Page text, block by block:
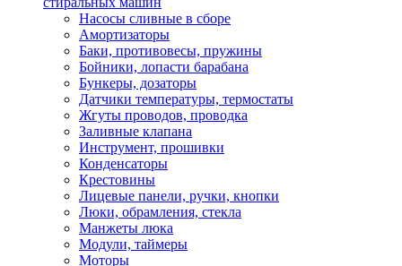
Насосы сливные в сборе
Амортизаторы
Баки, противовесы, пружины
Бойники, лопасти барабана
Бункеры, дозаторы
Датчики температуры, термостаты
Жгуты проводов, проводка
Заливные клапана
Инструмент, прошивки
Конденсаторы
Крестовины
Лицевые панели, ручки, кнопки
Люки, обрамления, стекла
Манжеты люка
Модули, таймеры
Моторы